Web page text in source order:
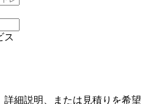
ス
詳細説明、または見積りを希望